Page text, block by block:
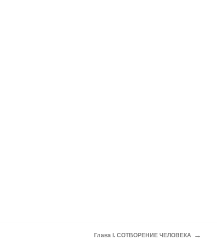
Глава I. СОТВОРЕНИЕ ЧЕЛОВЕКА →